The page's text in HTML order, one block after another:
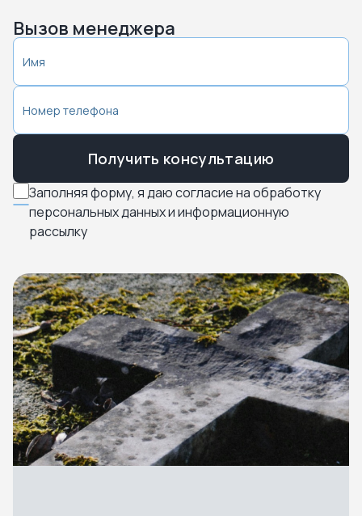
Вызов менеджера
Заполняя форму, я даю согласие на обработку
персональных данных и информационную
рассылку
Получить консультацию